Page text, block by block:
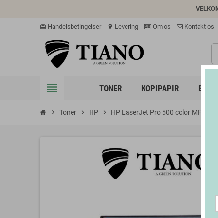
card_giftcard Handelsbetingelser location_on Levering Om os Kontakt os
view_headline TONER KOPIPAPIR
chevron_right Toner chevron_right HP chevron_right HP LaserJet Pro 500 color MFP